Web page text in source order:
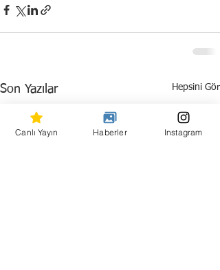
Son Yazılar Hepsini Gör
Canlı Yayın Haberler Instagram